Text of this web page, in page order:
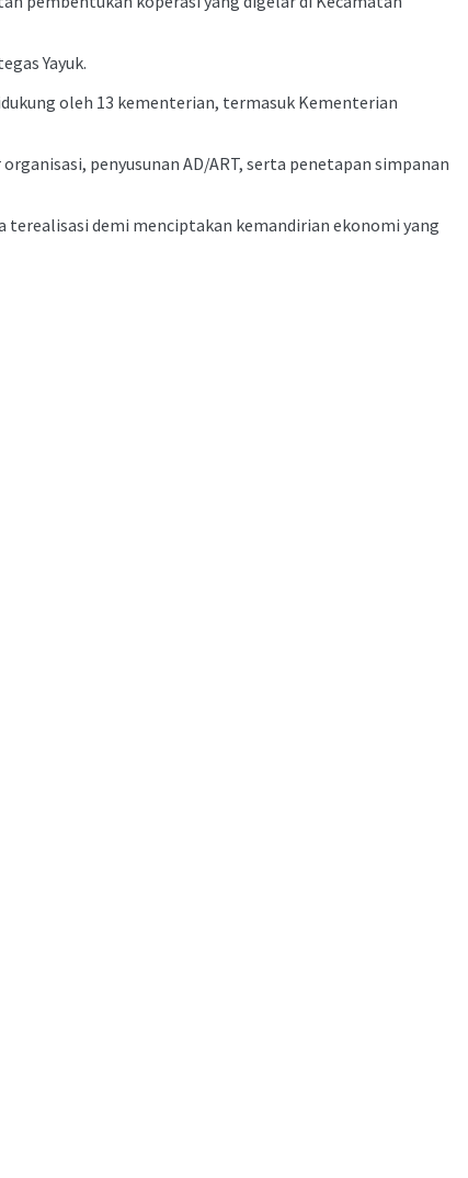
Yayuk.
oleh 13 kementerian, termasuk Kementerian
penyusunan AD/ART, serta penetapan simpanan
terealisasi demi menciptakan kemandirian ekonomi yang